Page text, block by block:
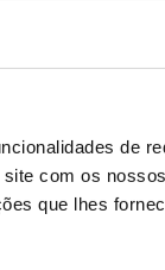
de
com os
que lhes